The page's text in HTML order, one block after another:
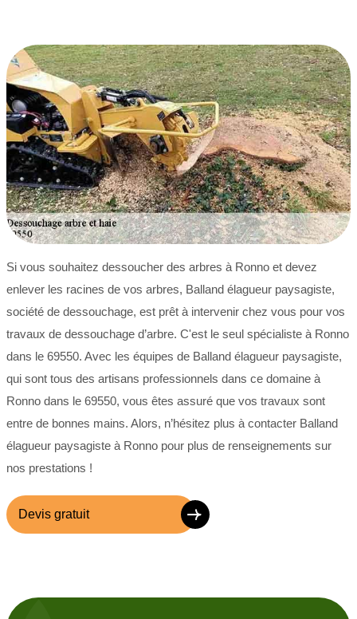
Si vous souhaitez dessoucher des arbres à Ronno et devez
enlever les racines de vos arbres, Balland élagueur paysagiste,
société de dessouchage, est prêt à intervenir chez vous pour vos
travaux de dessouchage d’arbre. C'est le seul spécialiste à Ronno
dans le 69550. Avec les équipes de Balland élagueur paysagiste,
qui sont tous des artisans professionnels dans ce domaine à
Ronno dans le 69550, vous êtes assuré que vos travaux sont
entre de bonnes mains. Alors, n’hésitez plus à contacter Balland
élagueur paysagiste à Ronno pour plus de renseignements sur
nos prestations !
Devis gratuit